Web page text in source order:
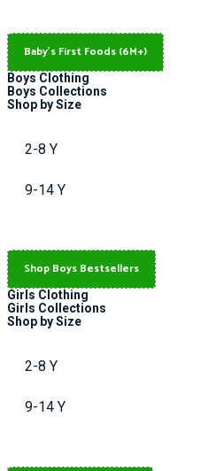
Baby's First Foods (6M+)
Boys Clothing
Boys Collections
Shop by Size
2-8 Y
9-14 Y
Shop Boys Bestsellers
Girls Clothing
Girls Collections
Shop by Size
2-8 Y
9-14 Y